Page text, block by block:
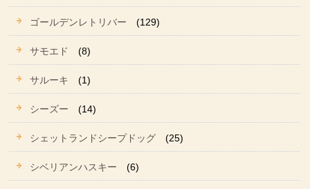
ゴールデンレトリバー (129)
サモエド (8)
サルーキ (1)
シーズー (14)
シェットランドシープドッグ (25)
シベリアンハスキー (6)